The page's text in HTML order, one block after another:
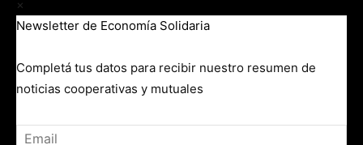
×
Newsletter de Economía Solidaria
Completá tus datos para recibir nuestro resumen de
noticias cooperativas y mutuales